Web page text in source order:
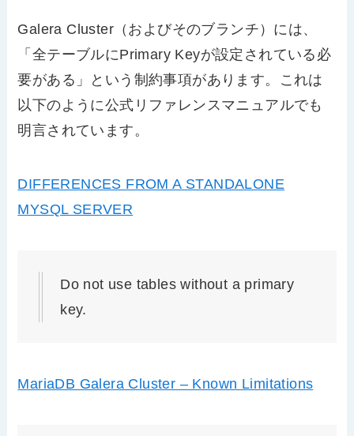
Galera Cluster（およびそのブランチ）には、
「全テーブルにPrimary Keyが設定されている必
要がある」という制約事項があります。これは
以下のように公式リファレンスマニュアルでも
明言されています。
DIFFERENCES FROM A STANDALONE
MYSQL SERVER
Do not use tables without a primary
key.
MariaDB Galera Cluster – Known Limitations